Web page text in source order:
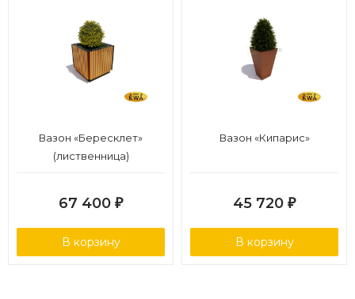
Вазон «Бересклет»
(лиственница)
67 400 ₽
В корзину
Вазон «Кипарис»
45 720 ₽
В корзину